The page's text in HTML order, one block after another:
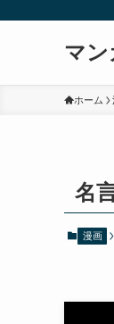
マ
ホーム
名
漫画